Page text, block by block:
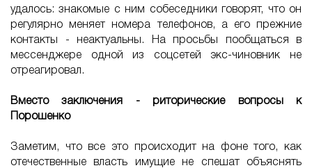
удалось: знакомые с ним собеседники говорят, что он
регулярно меняет номера телефонов, а его прежние
контакты - неактуальны. На просьбы пообщаться в
мессенджере одной из соцсетей экс-чиновник не
отреагировал.
Вместо заключения - риторические вопросы к
Порошенко
Заметим, что все это происходит на фоне того, как
отечественные власть имущие не спешат объяснять